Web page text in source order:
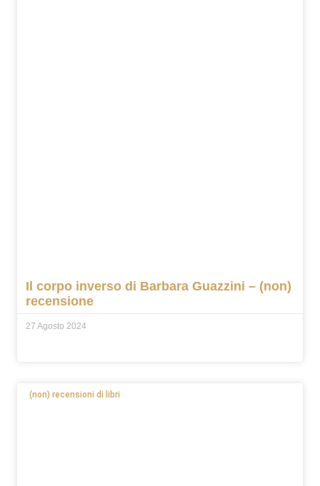
Il corpo inverso di Barbara Guazzini – (non)
recensione
27 Agosto 2024
(non) recensioni di libri